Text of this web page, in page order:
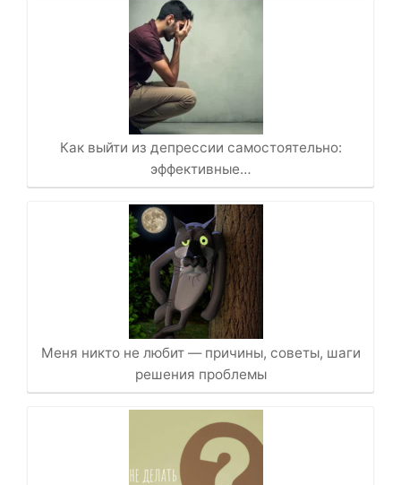
Как выйти из депрессии самостоятельно:
эффективные…
Меня никто не любит — причины, советы, шаги
решения проблемы